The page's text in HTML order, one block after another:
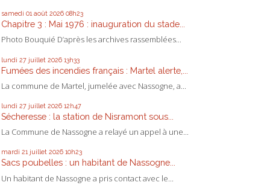
samedi 01 août 2026 08h23
Chapitre 3 : Mai 1976 : inauguration du stade...
Photo Bouquié D’après les archives rassemblées...
lundi 27 juillet 2026 13h33
Fumées des incendies français : Martel alerte,...
La commune de Martel, jumelée avec Nassogne, a...
lundi 27 juillet 2026 12h47
Sécheresse : la station de Nisramont sous...
La Commune de Nassogne a relayé un appel à une...
mardi 21 juillet 2026 10h23
Sacs poubelles : un habitant de Nassogne...
Un habitant de Nassogne a pris contact avec le...